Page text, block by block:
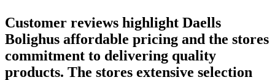
Customer reviews highlight Daells
Bolighus affordable pricing and the stores
commitment to delivering quality
products. The stores extensive selection